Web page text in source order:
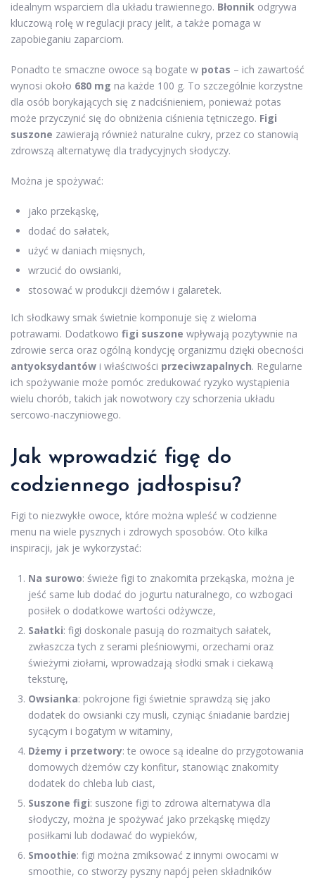
idealnym wsparciem dla układu trawiennego. Błonnik odgrywa
kluczową rolę w regulacji pracy jelit, a także pomaga w
zapobieganiu zaparciom.
Ponadto te smaczne owoce są bogate w potas – ich zawartość
wynosi około 680 mg na każde 100 g. To szczególnie korzystne
dla osób borykających się z nadciśnieniem, ponieważ potas
może przyczynić się do obniżenia ciśnienia tętniczego. Figi
suszone zawierają również naturalne cukry, przez co stanowią
zdrowszą alternatywę dla tradycyjnych słodyczy.
Można je spożywać:
jako przekąskę,
dodać do sałatek,
użyć w daniach mięsnych,
wrzucić do owsianki,
stosować w produkcji dżemów i galaretek.
Ich słodkawy smak świetnie komponuje się z wieloma
potrawami. Dodatkowo figi suszone wpływają pozytywnie na
zdrowie serca oraz ogólną kondycję organizmu dzięki obecności
antyoksydantów i właściwości przeciwzapalnych. Regularne
ich spożywanie może pomóc zredukować ryzyko wystąpienia
wielu chorób, takich jak nowotwory czy schorzenia układu
sercowo-naczyniowego.
Jak wprowadzić figę do
codziennego jadłospisu?
Figi to niezwykłe owoce, które można wpleść w codzienne
menu na wiele pysznych i zdrowych sposobów. Oto kilka
inspiracji, jak je wykorzystać:
Na surowo: świeże figi to znakomita przekąska, można je
jeść same lub dodać do jogurtu naturalnego, co wzbogaci
posiłek o dodatkowe wartości odżywcze,
Sałatki: figi doskonale pasują do rozmaitych sałatek,
zwłaszcza tych z serami pleśniowymi, orzechami oraz
świeżymi ziołami, wprowadzają słodki smak i ciekawą
teksturę,
Owsianka: pokrojone figi świetnie sprawdzą się jako
dodatek do owsianki czy musli, czyniąc śniadanie bardziej
sycącym i bogatym w witaminy,
Dżemy i przetwory: te owoce są idealne do przygotowania
domowych dżemów czy konfitur, stanowiąc znakomity
dodatek do chleba lub ciast,
Suszone figi: suszone figi to zdrowa alternatywa dla
słodyczy, można je spożywać jako przekąskę między
posiłkami lub dodawać do wypieków,
Smoothie: figi można zmiksować z innymi owocami w
smoothie, co stworzy pyszny napój pełen składników